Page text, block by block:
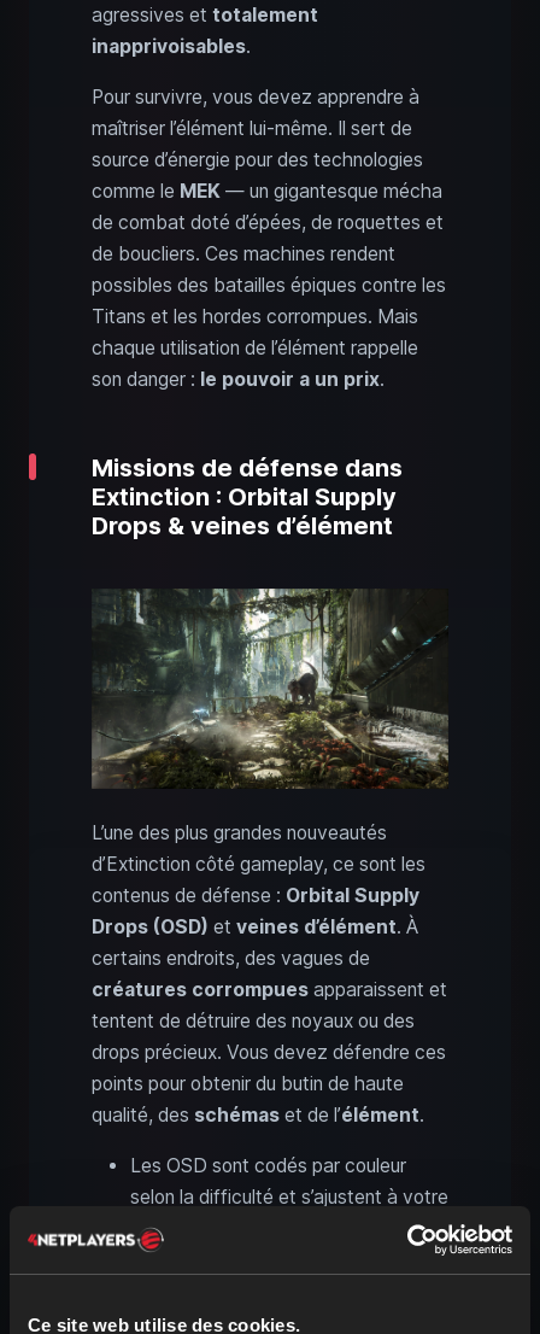
Ce site web utilise des cookies.
agressives et totalement
inapprivoisables.
Pour survivre, vous devez apprendre à
maîtriser l’élément lui‑même. Il sert de
source d’énergie pour des technologies
comme le MEK — un gigantesque mécha
de combat doté d’épées, de roquettes et
de boucliers. Ces machines rendent
possibles des batailles épiques contre les
Titans et les hordes corrompues. Mais
chaque utilisation de l’élément rappelle
son danger : le pouvoir a un prix.
Missions de défense dans
Extinction : Orbital Supply
Drops & veines d’élément
L’une des plus grandes nouveautés
d’Extinction côté gameplay, ce sont les
contenus de défense : Orbital Supply
Drops (OSD) et veines d’élément. À
certains endroits, des vagues de
créatures corrompues apparaissent et
tentent de détruire des noyaux ou des
drops précieux. Vous devez défendre ces
points pour obtenir du butin de haute
qualité, des schémas et de l’élément.
Les OSD sont codés par couleur
selon la difficulté et s’ajustent à votre
progression.
exigent une défense solide et une